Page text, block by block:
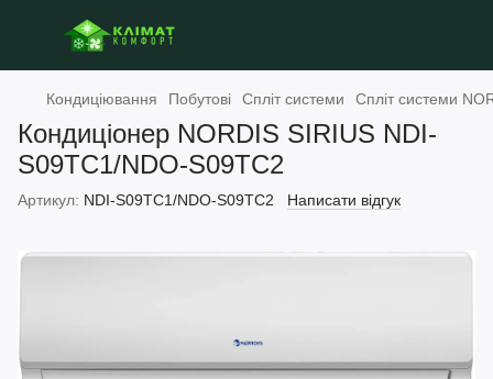
Кондиціювання Побутові Спліт системи Спліт системи
Кондиціонер NORDIS SIRIUS NDI-
S09TC1/NDO-S09TC2
Артикул: NDI-S09TC1/NDO-S09TC2 Написати відгук